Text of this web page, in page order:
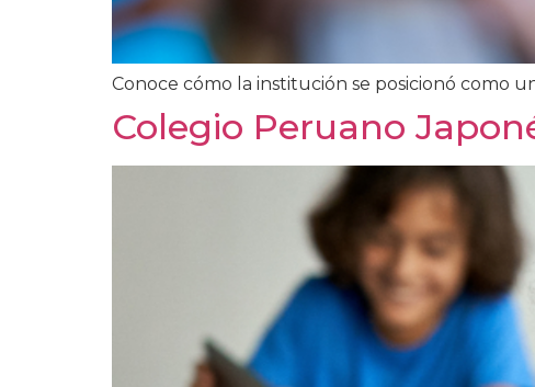
Conoce cómo la institución se posicionó como
Colegio Peruano